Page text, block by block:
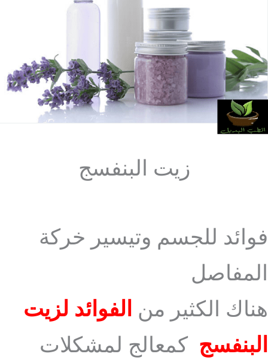
زيت البنفسج
فوائد للجسم وتيسير خركة
المفاصل
هناك الكثير من الفوائد لزيت
البنفسج كمعالج لمشكلات